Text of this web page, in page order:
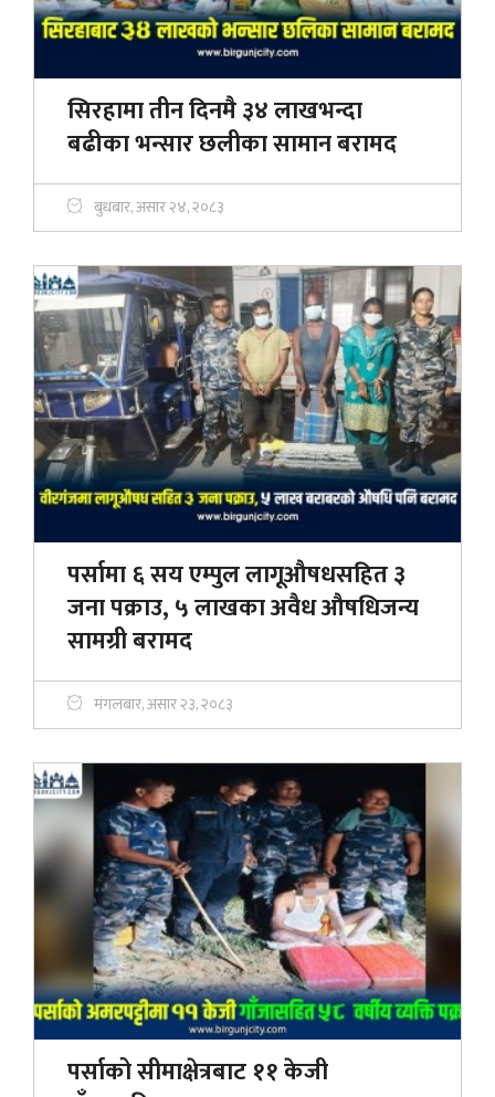
सिरहामा तीन दिनमै ३४ लाखभन्दा
बढीका भन्सार छलीका सामान बरामद
बुधबार, असार २४, २०८३
पर्सामा ६ सय एम्पुल लागूऔषधसहित ३
जना पक्राउ, ५ लाखका अवैध औषधिजन्य
सामग्री बरामद
मंगलबार, असार २३, २०८३
पर्साको सीमाक्षेत्रबाट ११ केजी